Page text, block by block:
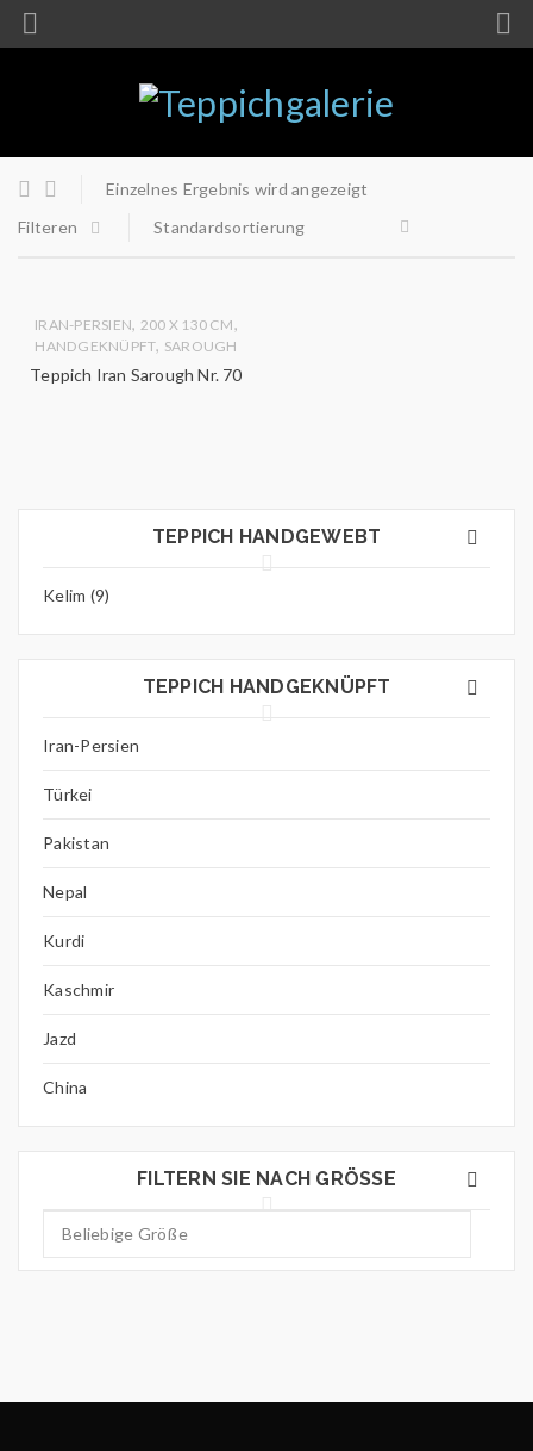
TEPPICH HANDGEWEBT
Kelim (9)
TEPPICH HANDGEKNÜPFT
Iran-Persien
Türkei
Pakistan
Nepal
Kurdi
Kaschmir
Jazd
China
FILTERN SIE NACH GRÖSSE
Einzelnes Ergebnis wird angezeigt
Filteren
Standardsortierung
IRAN-PERSIEN, 200 X 130 CM,
HANDGEKNÜPFT, SAROUGH
Teppich Iran Sarough Nr. 70